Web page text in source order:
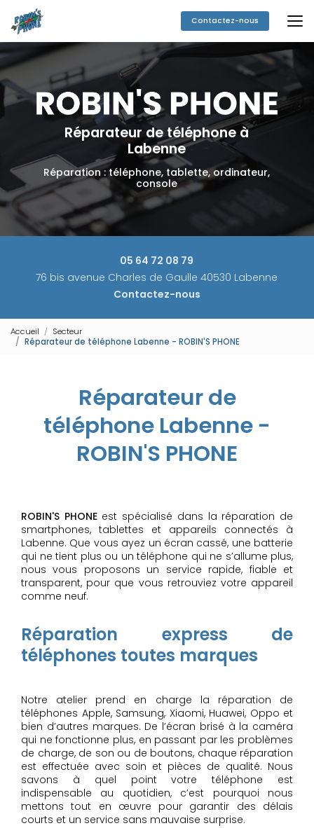
contenu
principal
Contactez-nous
Réparateur de téléphone à
Labenne
Réparation : téléphone, tablette, ordinateur,
console
05 64 72 08 79
76 bis avenue Charles de Gaulle 40530 Labenne
Contactez-nous
Accueil
Secteur
Réparateur de téléphone Labenne - ROBIN'S PHONE
Réparateur de
téléphone Labenne -
ROBIN'S PHONE
ROBIN'S PHONE est spécialisé dans la réparation de
smartphones, tablettes et appareils connectés à
Labenne. Que vous ayez un écran cassé, une batterie
qui ne tient plus ou un téléphone qui ne s’allume plus,
nous vous proposons un service rapide, fiable et
transparent, pour que vous retrouviez votre appareil
comme neuf.
Réparation express de
téléphones toutes marques
Notre atelier prend en charge la réparation de
téléphones Apple, Samsung, Xiaomi, Huawei, Oppo et
bien d’autres marques. De l’écran brisé à la caméra
qui ne fonctionne plus, en passant par les problèmes
de charge, de son ou de boutons, chaque réparation
est effectuée avec soin et pièces de qualité. Nous
savons à quel point votre téléphone est
indispensable au quotidien, c’est pourquoi nous
mettons tout en œuvre pour garantir des délais
courts et un service sans mauvaise surprise.